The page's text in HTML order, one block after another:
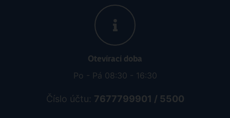
Otevírací doba
Po - Pá 08:30 - 16:30
Číslo účtu: 7677799901 / 5500